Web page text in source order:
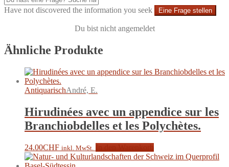
Have not discovered the information you seek Eine Frage stellen
Du bist nicht angemeldet
Ähnliche Produkte
AntiquarischAndré, E.
Hirudinées avec un appendice sur les
Branchiobdelles et les Polychètes.
24.00CHF inkl. MwSt.